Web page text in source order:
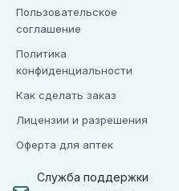
Служба поддержки
Пользовательское
соглашение
Политика
конфиденциальности
Как сделать заказ
Лицензии и разрешения
Оферта для аптек